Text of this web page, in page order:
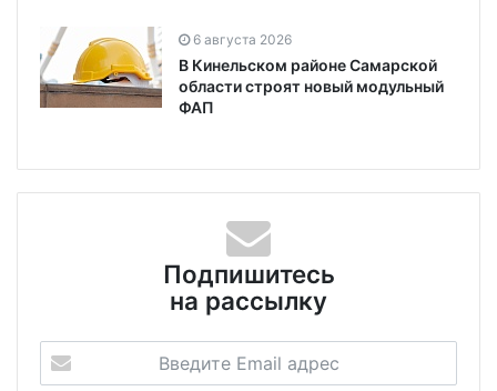
6 августа 2026
В Кинельском районе Самарской
области строят новый модульный
ФАП
Подпишитесь
на рассылку